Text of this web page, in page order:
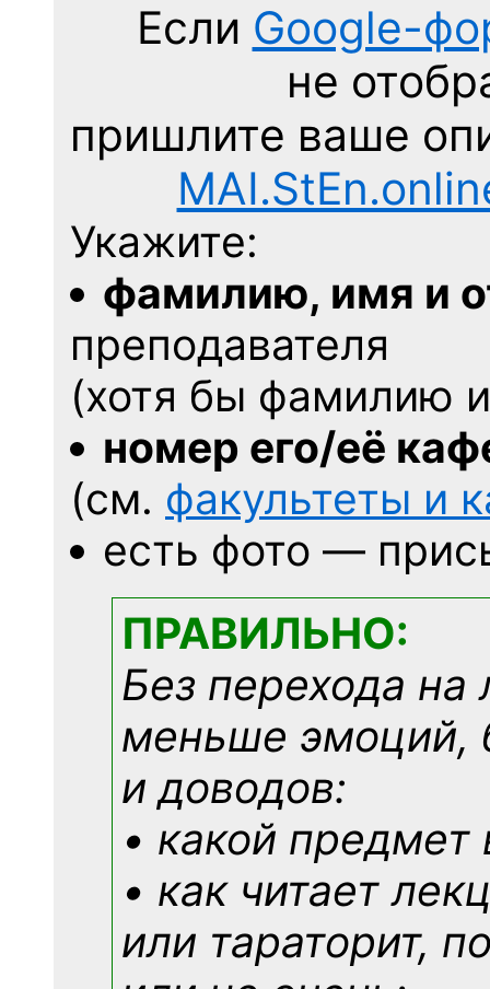
Если Google-
не
пришлите ваше
Укажите:
фамилию, имя и
преподавателя
(хотя бы фамилию
номер его/её
(см. факультеты и
есть фото —
ПРАВИЛЬНО:
Без перехода на
меньше эмоций,
и доводов:
• какой предмет
• как читает
или тараторит,